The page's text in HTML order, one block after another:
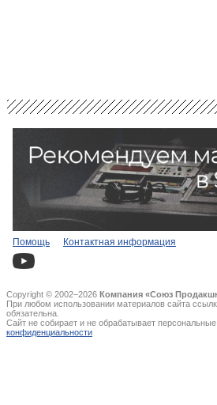
Помощь Контактная информация
Copyright © 2002–2026 Компания «Союз
При любом использовании материалов сайта
обязательна.
Сайт не собирает и не обрабатывает
конфиденциальности